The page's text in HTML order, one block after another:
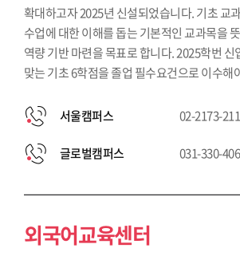
확대하고자 2025년 신설되었습니다. 기초 교
수업에 대한 이해를 돕는 기본적인 교과목을
역량 기반 마련을 목표로 합니다. 2025학번
맞는 기초 6학점을 졸업 필수요건으로 이수해
서울캠퍼스 02-2173-
글로벌캠퍼스 031-330-
외국어교육센터